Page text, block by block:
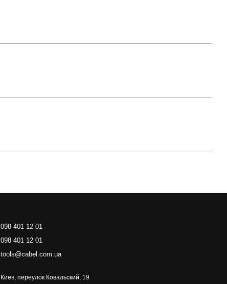
098 401 12 01
098 401 12 01
tools@cabel.com.ua
Киев, переулок Ковальский, 19